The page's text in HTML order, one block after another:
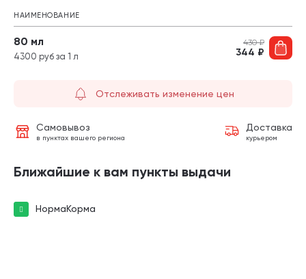
НАИМЕНОВАНИЕ
80 мл
4300 руб за 1 л
430₽
344 ₽
Отслеживать изменение цен
Самовывоз
в пунктах вашего региона
Доставка
курьером
Ближайшие к вам пункты выдачи
НормаКорма